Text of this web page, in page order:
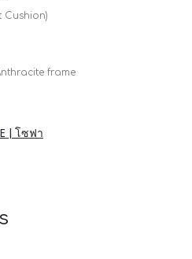
Cushion)
frame
| โซฟา